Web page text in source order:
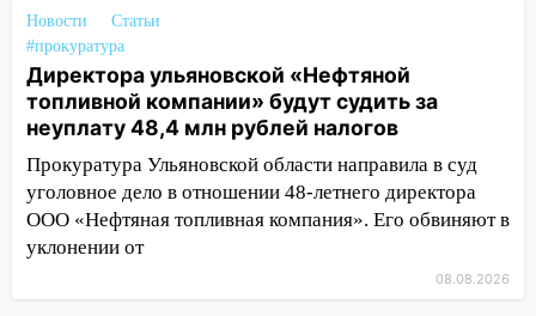
12:01
Пьяная женщина сбила
шестилетнего ребёнка на улице
Федерации: возбуждено уголовное дело
11:16 В Ульяновске ищут 37-летнего
мужчину, пропавшего ещё 19 июля
10:30 От мотофристайла до прогулки с
хаски: куда сходить в Ульяновской
области 8–9 августа
Новости
Статьи
#прокуратура
Директора ульяновской «Нефтяной
топливной компании» будут судить за
неуплату 48,4 млн рублей налогов
Прокуратура Ульяновской области направила в суд
уголовное дело в отношении 48-летнего директора
ООО «Нефтяная топливная компания». Его обвиняют в
уклонении от
08.08.2026